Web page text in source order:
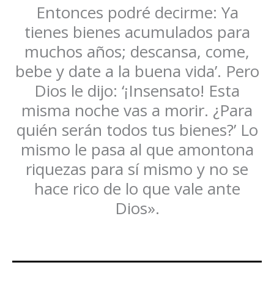
Entonces podré decirme: Ya
tienes bienes acumulados para
muchos años; descansa, come,
bebe y date a la buena vida’. Pero
Dios le dijo: ‘¡Insensato! Esta
misma noche vas a morir. ¿Para
quién serán todos tus bienes?’ Lo
mismo le pasa al que amontona
riquezas para sí mismo y no se
hace rico de lo que vale ante
Dios».